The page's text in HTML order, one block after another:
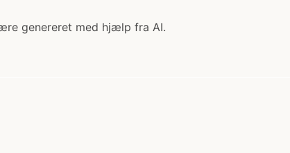
genereret med hjælp fra AI.